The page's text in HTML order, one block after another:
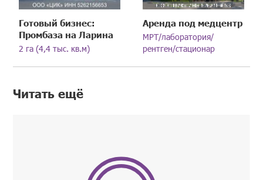
Готовый бизнес:
Промбаза на Ларина
2 га (4,4 тыс. кв.м)
Аренда под медцентр
МРТ/лаборатория/
рентген/стационар
Читать ещё